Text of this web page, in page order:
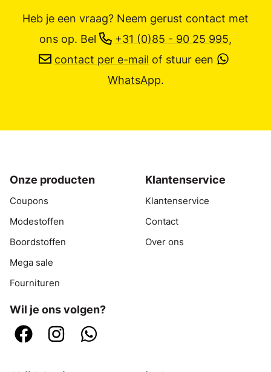
Heb je een vraag? Neem gerust contact met
ons op. Bel +31 (0)85 - 90 25 995,
contact per e-mail of stuur een
WhatsApp.
Onze producten
Coupons
Modestoffen
Boordstoffen
Mega sale
Fournituren
Klantenservice
Klantenservice
Contact
Over ons
Wil je ons volgen?